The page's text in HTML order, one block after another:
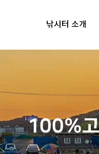
낚시터 소개
100%고